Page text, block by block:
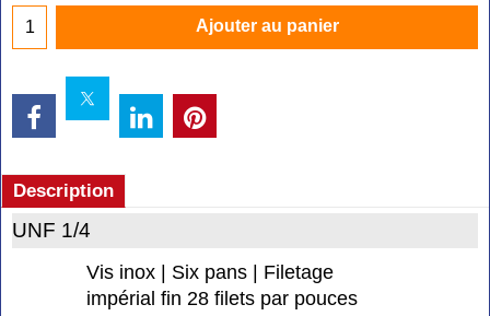
Ajouter au panier
Description
UNF 1/4
Vis inox | Six pans | Filetage
impérial fin 28 filets par pouces